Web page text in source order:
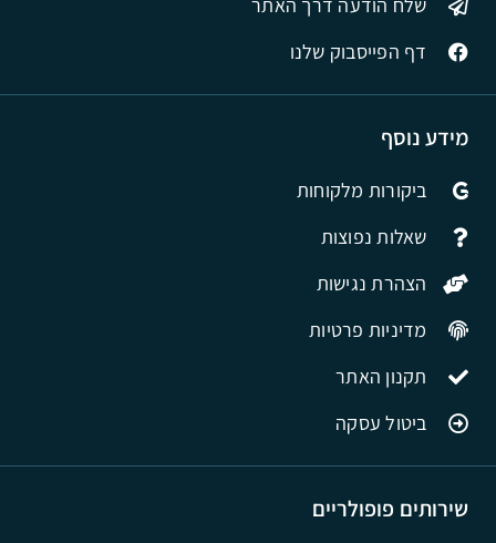
שירותים פופולריים
מידע נוסף
ביקורות מלקוחות
שאלות נפוצות
הצהרת נגישות
מדיניות פרטיות
תקנון האתר
ביטול עסקה
שלח הודעה דרך האתר
דף הפייסבוק שלנו